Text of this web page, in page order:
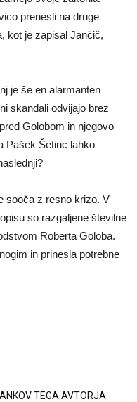
prenesli na druge
kot je zapisal Jančič,
je še en alarmanten
skandali odvijajo brez
Golobom in njegovo
Pašek Šetinc lahko
sooča z resno krizo. V
so razgaljene številne
Roberta Goloba.
in prinesla potrebne
TEGA AVTORJA